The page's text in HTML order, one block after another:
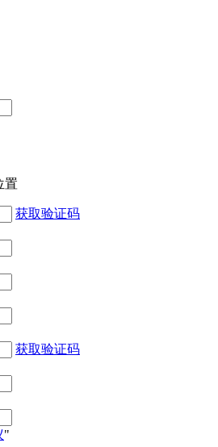
置
获取验证码
获取验证码
"